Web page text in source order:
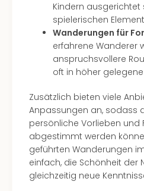
Kindern ausgerichtet
spielerischen
Wanderungen für
erfahrene Wanderer
anspruchsvollere
oft in höher
Zusätzlich bieten viele
Anpassungen an, sodass
persönliche Vorlieben und
abgestimmt werden
geführten Wanderungen
einfach, die Schönheit der
gleichzeitig neue